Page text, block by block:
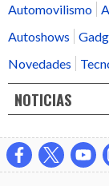
Automovilismo
Autoshows
Novedades
NOTICIAS